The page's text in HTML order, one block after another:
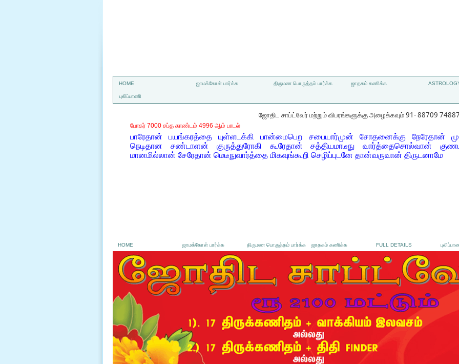
HOME ஜாமக்கோள் பார்க்க திருமண பொருத்தம் பார்க்க ஜாதகம் கணிக்க
புலிப்பாணி
ஜோதிட சாப்ட்வேர் மற்றும் விபரங்களுக்கு அழைக்கவும் 91- 88709
போகர் 7000 சப்த காண்டம் 4996 ஆம் பாடல்
பாரேதான் பயங்கரத்தை யுள்ளடக்கி பான்மைபெற சபையார்முன் சோதனைக்கு நேரேதான்
நெடிதான சண்டாளன் குருத்துரோகி கூரேதான் சத்தியமாடீநு வார்த்தைசொல்வான்
மானமில்லான் சேரேதான் மெடீநுவார்த்தை மிகவுங்கூறி செழிப்புடனே தான்வருவான் திருடனாமே
HOME ஜாமக்கோள் பார்க்க திருமண பொருத்தம் பார்க்க ஜாதகம் கணிக்க FULL DETAILS